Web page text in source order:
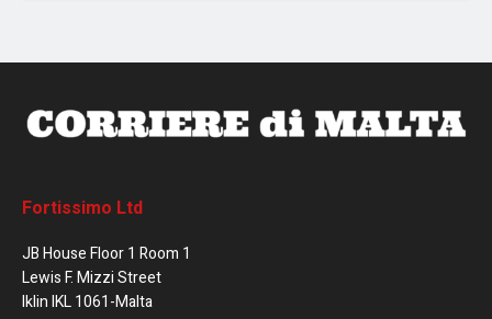
Fortissimo Ltd
JB House Floor 1 Room 1
Lewis F. Mizzi Street
Iklin IKL 1061-Malta